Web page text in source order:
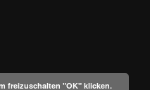
freizuschalten "OK" klicken.